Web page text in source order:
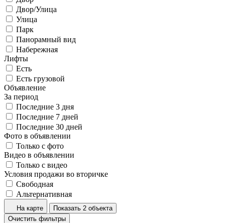
Двор/Улица
Улица
Парк
Панорамный вид
Набережная
Лифты
Есть
Есть грузовой
Объявление
За период
Последние 3 дня
Последние 7 дней
Последние 30 дней
Фото в объявлении
Только с фото
Видео в объявлении
Только с видео
Условия продажи во вторичке
Свободная
Альтернативная
На карте
Показать 2 объекта
Очистить фильтры